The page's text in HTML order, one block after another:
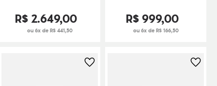
R$2.649,00
ou 6x de R$ 441,50
R$999,00
ou 6x de R$ 166,50